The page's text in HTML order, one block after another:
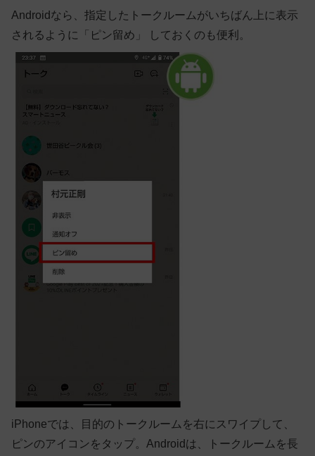
Android なら、指定したトークルームがいちばん上に表示
されるように「ピン留め」 しておくのも便利。
iPhoneでは、目的のトークルームを右にスワイプして、
ピンのアイコンをタップ。Androidは、トークルームを長